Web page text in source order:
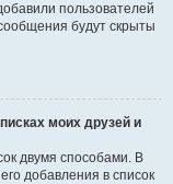
пользователей
будут скрыты
моих друзей и
двумя способами. В
добавления в список